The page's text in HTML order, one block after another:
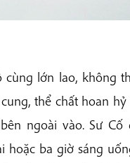
lớn lao, không
thể chất hoan
ngoài vào. Sư
ba giờ sáng